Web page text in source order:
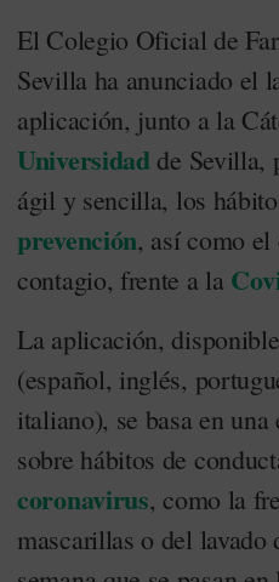
El Colegio Oficial de
Sevilla ha anunciado el
aplicación, junto a la
Universidadde Sevilla,
ágil y sencilla, los
prevención, así como el
contagio, frente a la
La aplicación,
(español, inglés,
italiano), se basa en
sobre hábitos de
coronavirus, como la
mascarillas o del lavado